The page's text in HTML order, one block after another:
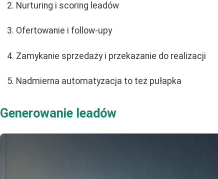
Nurturing i scoring leadów
Ofertowanie i follow-upy
Zamykanie sprzedaży i przekazanie do realizacji
Nadmierna automatyzacja to też pułapka
Generowanie leadów